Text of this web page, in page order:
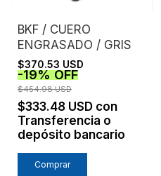
BKF / CUERO
ENGRASADO / GRIS
$370.53 USD
-19%OFF
$454.98 USD
$333.48 USD con
Transferencia o
depósito bancario
Comprar